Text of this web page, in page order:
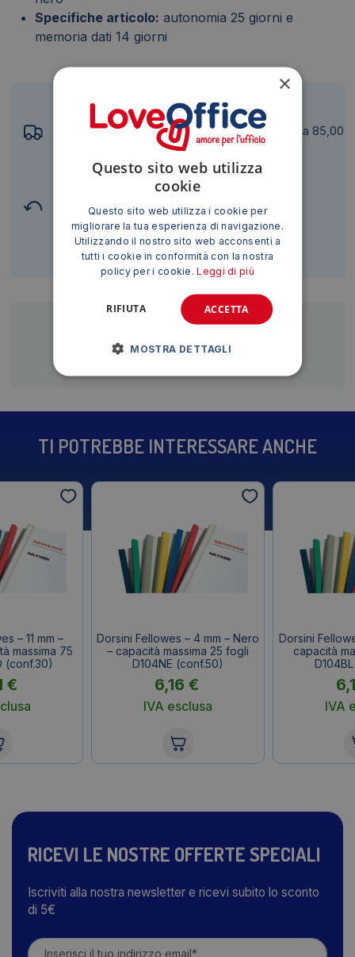
Specifiche articolo: autonomia 25 giorni e
memoria dati 14 giorni
Spedizione: 6,99 €, gratis per ordini superiori a 85,00
(escluso Sicilia, Sardegna e isole minori)
Diritto di recesso
TI POTREBBE INTERESSARE ANCHE
– 11 mm –
massima 75
(conf.30)
€
Dorsini Fellowes – 4 mm – Nero
– capacità massima 25 fogli
D104NE (conf.50)
6,16 €
IVA esclusa
Dorsini
capacità
IVA
RICEVI LE NOSTRE OFFERTE SPECIALI
Iscriviti alla nostra newsletter e ricevi subito lo sconto
di 5€
×
Questo sito web utilizza
cookie
Questo sito web utilizza i cookie per
migliorare la tua esperienza di navigazione.
Utilizzando il nostro sito web acconsenti a
tutti i cookie in conformità con la nostra
policy per i cookie.Leggi di più
ACCETTA
RIFIUTA
MOSTRA DETTAGLI